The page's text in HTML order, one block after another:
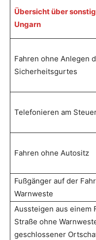
Übersicht über
Ungarn
Fahren ohne Anlegen
Sicherheitsgurtes
Telefonieren am
Fahren ohne Autositz
Fußgänger auf der
Warnweste
Aussteigen aus einem
Straße ohne
geschlossener